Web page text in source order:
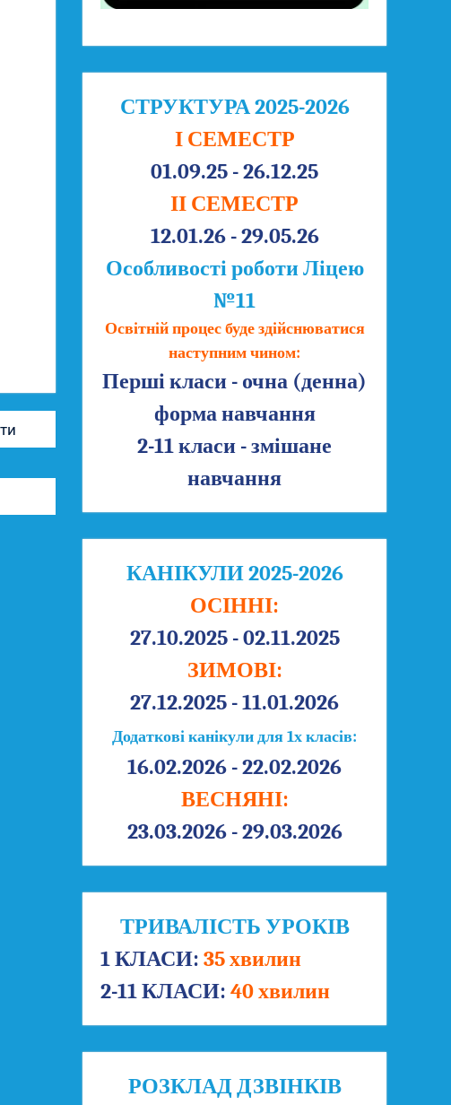
СТРУКТУРА 2025-2026
І СЕМЕСТР
01.09.25 - 26.12.25
ІІ СЕМЕСТР
12.01.26 - 29.05.26
Особливості роботи Ліцею
№11
Освітній процес буде здійснюватися
наступним чином:
Перші класи - очна (денна)
форма навчання
2-11 класи - змішане
навчання
КАНІКУЛИ 2025-2026
ОСІННІ:
27.10.2025 - 02.11.2025
ЗИМОВІ:
27.12.2025 - 11.01.2026
Додаткові канікули для 1х класів:
16.02.2026 - 22.02.2026
ВЕСНЯНІ:
23.03.2026 - 29.03.2026
ТРИВАЛІСТЬ УРОКІВ
1 КЛАСИ: 35 хвилин
2-11 КЛАСИ: 40 хвилин
РОЗКЛАД ДЗВІНКІВ